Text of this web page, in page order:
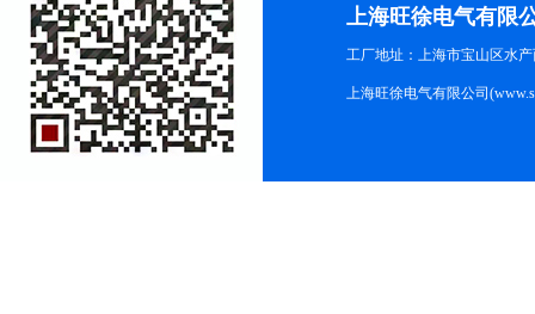
上海旺徐电气有限
工厂地址：上海市宝山区水产
上海旺徐电气有限公司